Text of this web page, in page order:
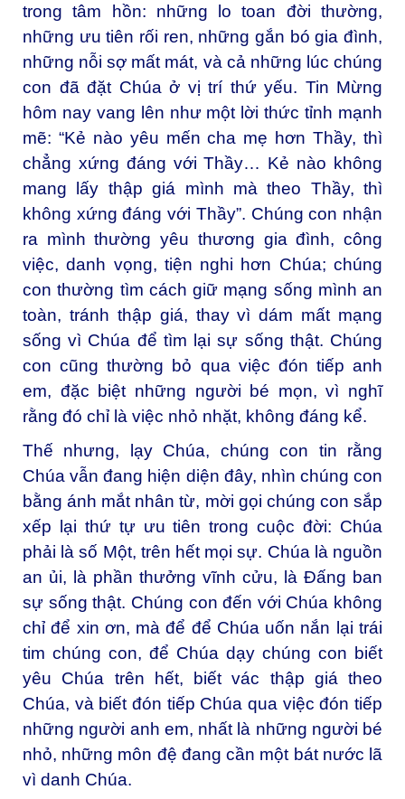
trong tâm hồn: những lo toan đời thường,
những ưu tiên rối ren, những gắn bó gia đình,
những nỗi sợ mất mát, và cả những lúc chúng
con đã đặt Chúa ở vị trí thứ yếu. Tin Mừng
hôm nay vang lên như một lời thức tỉnh mạnh
mẽ: “Kẻ nào yêu mến cha mẹ hơn Thầy, thì
chẳng xứng đáng với Thầy… Kẻ nào không
mang lấy thập giá mình mà theo Thầy, thì
không xứng đáng với Thầy”. Chúng con nhận
ra mình thường yêu thương gia đình, công
việc, danh vọng, tiện nghi hơn Chúa; chúng
con thường tìm cách giữ mạng sống mình an
toàn, tránh thập giá, thay vì dám mất mạng
sống vì Chúa để tìm lại sự sống thật. Chúng
con cũng thường bỏ qua việc đón tiếp anh
em, đặc biệt những người bé mọn, vì nghĩ
rằng đó chỉ là việc nhỏ nhặt, không đáng kể.
Thế nhưng, lạy Chúa, chúng con tin rằng
Chúa vẫn đang hiện diện đây, nhìn chúng con
bằng ánh mắt nhân từ, mời gọi chúng con sắp
xếp lại thứ tự ưu tiên trong cuộc đời: Chúa
phải là số Một, trên hết mọi sự. Chúa là nguồn
an ủi, là phần thưởng vĩnh cửu, là Đấng ban
sự sống thật. Chúng con đến với Chúa không
chỉ để xin ơn, mà để để Chúa uốn nắn lại trái
tim chúng con, để Chúa dạy chúng con biết
yêu Chúa trên hết, biết vác thập giá theo
Chúa, và biết đón tiếp Chúa qua việc đón tiếp
những người anh em, nhất là những người bé
nhỏ, những môn đệ đang cần một bát nước lã
vì danh Chúa.